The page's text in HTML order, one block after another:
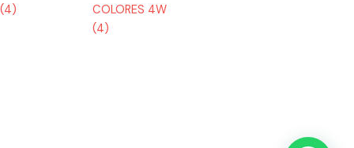
(4)
COLORES 4W
(4)